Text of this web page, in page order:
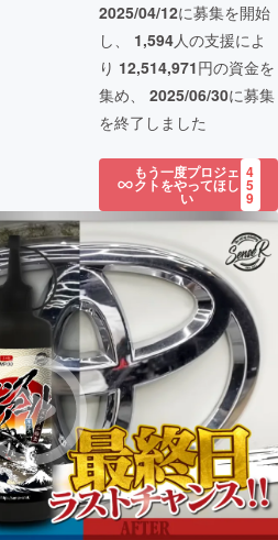
2025/04/12に募集を開始
し、 1,594人の支援によ
り 12,514,971円の資金を
集め、 2025/06/30に募集
を終了しました
もう一度プロジェ
クトをやってほし
い
4
5
9